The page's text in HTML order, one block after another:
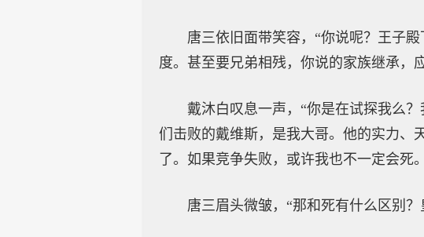
唐三依旧面带笑容，“你说呢？王子
度。甚至要兄弟相残，你说的家族继承，
戴沐白叹息一声，“你是在试探我么
们击败的戴维斯，是我大哥。他的实力、
了。如果竞争失败，或许我也不一定会
唐三眉头微皱，“那和死有什么区别